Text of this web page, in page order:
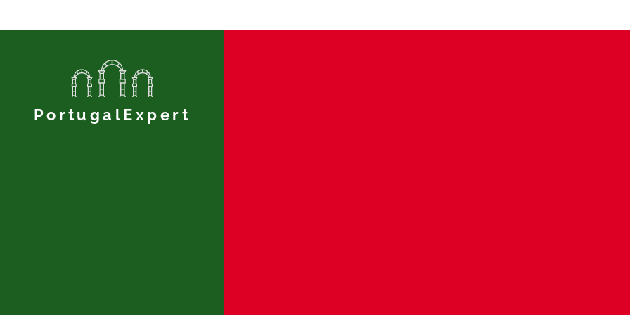
PortugalExpert